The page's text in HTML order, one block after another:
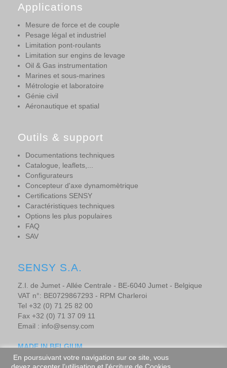
Applications
Mesure de force et de couple
Pesage légal et industriel
Limitation pont-roulants
Limitation sur engins de levage
Oil & Gas instrumentation
Marines et sous-marines
Métrologie et laboratoire
Génie civil
Aéronautique et spatial
Outils & support
Documentations techniques
Catalogue, leaflets,...
Configurateurs
Concepteur d'axe dynamomètrique
Certifications SENSY
Caractéristiques techniques
Options les plus populaires
FAQ
SAV
SENSY S.A.
Z.I. de Jumet - Allée Centrale - BE-6040 Jumet - Belgique
VAT n°: BE0729867293 - RPM Charleroi
Tel +32 (0) 71 25 82 00
Fax +32 (0) 71 37 09 11
Email : info@sensy.com
MADE IN BELGIUM
En poursuivant votre navigation sur ce site, vous